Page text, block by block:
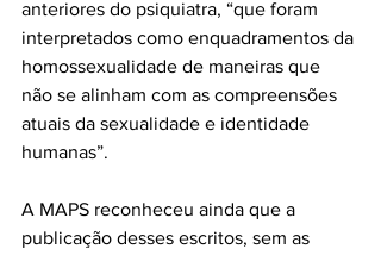
anteriores do psiquiatra, “que foram
interpretados como enquadramentos da
homossexualidade de maneiras que
não se alinham com as compreensões
atuais da sexualidade e identidade
humanas”.
A MAPS reconheceu ainda que a
publicação desses escritos, sem as